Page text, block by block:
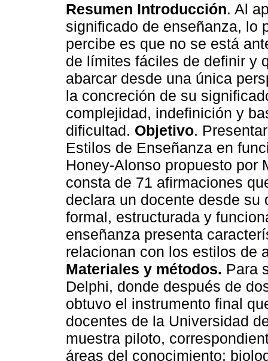
Resumen Introducción. Al
significado de enseñanza, lo
percibe es que no se está
de límites fáciles de definir y
abarcar desde una única
la concreción de su
complejidad, indefinición y
dificultad. Objetivo.
Estilos de Enseñanza en
Honey-Alonso propuesto por
consta de 71 afirmaciones
declara un docente desde
formal, estructurada y
enseñanza presenta
relacionan con los estilos de
Materiales y métodos. Para
Delphi, donde después de
obtuvo el instrumento final
docentes de la Universidad
muestra piloto,
áreas del conocimiento: